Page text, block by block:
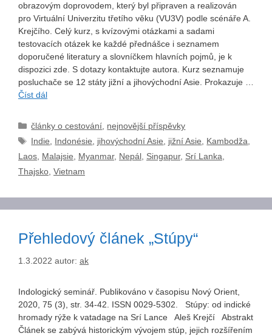
obrazovým doprovodem, který byl připraven a realizován
pro Virtuální Univerzitu třetího věku (VU3V) podle scénáře A.
Krejčího. Celý kurz, s kvízovými otázkami a sadami
testovacích otázek ke každé přednášce i seznamem
doporučené literatury a slovníčkem hlavních pojmů, je k
dispozici zde. S dotazy kontaktujte autora. Kurz seznamuje
posluchače se 12 státy jižní a jihovýchodní Asie. Prokazuje …
Číst dál
Rubriky
články o cestování, nejnovější příspěvky
Štítky
Indie, Indonésie, jihovýchodní Asie, jižní Asie, Kambodža,
Laos, Malajsie, Myanmar, Nepál, Singapur, Srí Lanka,
Thajsko, Vietnam
Přehledový článek „Stúpy“
1.3.2022 autor: ak
Indologický seminář. Publikováno v časopisu Nový Orient,
2020, 75 (3), str. 34-42. ISSN 0029-5302. Stúpy: od indické
hromady rýže k vatadage na Srí Lance Aleš Krejčí Abstrakt
Článek se zabývá historickým vývojem stúp, jejich rozšířením